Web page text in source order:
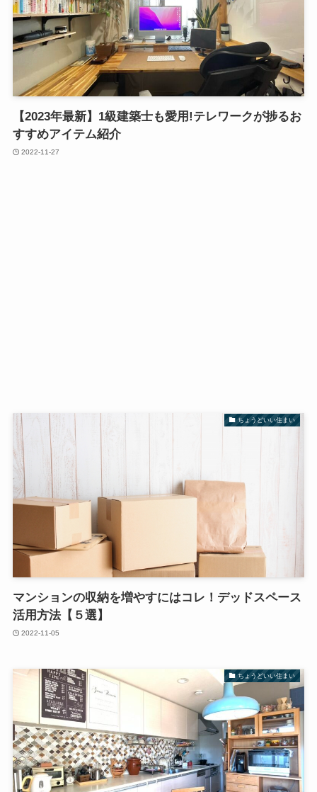
【2023年最新】1級建築士も愛用!テレワークが捗るお
すすめアイテム紹介
2022-11-27
ちょうどいい住まい
マンションの収納を増やすにはコレ！デッドスペース
活用方法【５選】
2022-11-05
ちょうどいい住まい